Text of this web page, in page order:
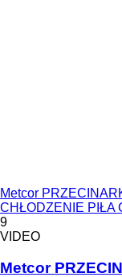
Metcor
CHŁODZENIE PIŁA
9
VIDEO
Metcor